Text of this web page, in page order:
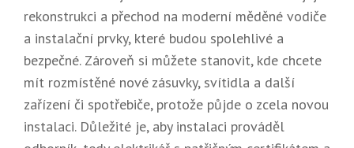
rekonstrukci a přechod na moderní měděné vodiče
a instalační prvky, které budou spolehlivé a
bezpečné. Zároveň si můžete stanovit, kde chcete
mít rozmístěné nové zásuvky, svítidla a další
zařízení či spotřebiče, protože půjde o zcela novou
instalaci. Důležité je, aby instalaci prováděl